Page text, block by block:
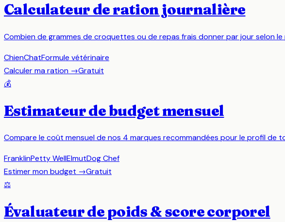
Calculateur de ration journalière
Combien de grammes de croquettes ou de repas frais donner par jour selon
ChienChatFormule vétérinaire
Calculer ma ration →Gratuit
💰
Estimateur de budget mensuel
Compare le coût mensuel de nos 4 marques recommandées pour le profil de
FranklinPetty WellElmutDog Chef
Estimer mon budget →Gratuit
⚖️
Évaluateur de poids & score corporel